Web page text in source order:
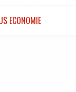
ECONOMIE